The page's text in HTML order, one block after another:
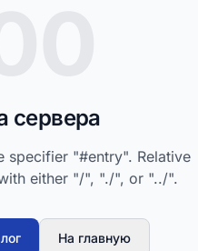
сервера
specifier "#entry". Relative
either "/", "./", or "../".
На главную